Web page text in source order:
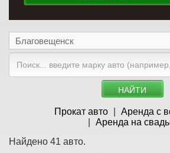
Благовещенск
НАЙТИ
Прокат авто
Аренда с
Аренда на
Найдено 41 авто.